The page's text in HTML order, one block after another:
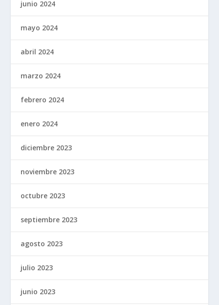
junio 2024
mayo 2024
abril 2024
marzo 2024
febrero 2024
enero 2024
diciembre 2023
noviembre 2023
octubre 2023
septiembre 2023
agosto 2023
julio 2023
junio 2023